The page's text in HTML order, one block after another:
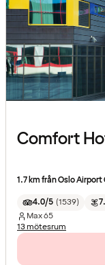
Comfort
1.7 km från Oslo
4.0/5 (1539)
Max65
13 mötesrum